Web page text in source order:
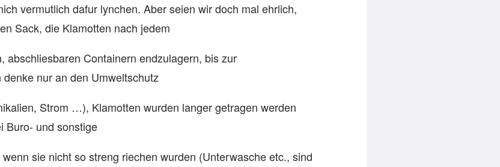
vermutlich dafur lynchen. Aber seien wir doch mal ehrlich,
Sack, die Klamotten nach jedem
abschliesbaren Containern endzulagern, bis zur
nur an den Umweltschutz
Strom …), Klamotten wurden langer getragen werden
Buro- und sonstige
sie nicht so streng riechen wurden (Unterwasche etc., sind